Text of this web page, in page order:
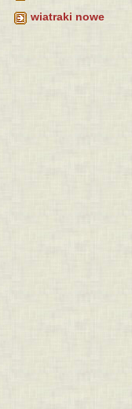
wiatraki nowe